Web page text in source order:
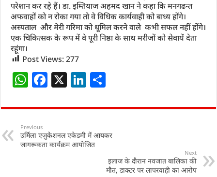
परेशान कर रहे हैं। डा. इम्तियाज अहमद खान ने कहा कि मनगढन्त
अफवाहों को न रोका गया तो वे विधिक कार्यवाही को बाध्य होंगे।
अस्पताल और मेरी गरिमा को धूमिल करने वाले कभी सफल नहीं होेंगे।
एक चिकित्सक के रूप में वे पूरी निष्ठा के साथ मरीजों को सेवायें देता
रहूंगा।
Post Views:277
W
at
s
A
F
c
e
b
X Li
k
e
dI
ar
Previous
उर्मिला एजुकेशनल एकेडमी में आयकर
जागरूकता कार्यक्रम आयोजित
Next
इलाज के दौरान नवजात बालिका की
मौत, डाक्टर पर लापरवाही का आरोप